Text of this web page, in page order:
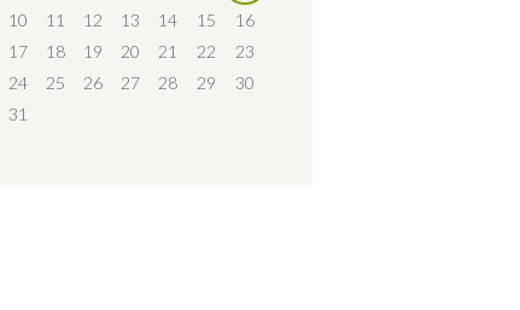
10
11 12 13 14 15
16
17
18 19 20 21 22
23
24
25 26 27 28 29
30
31